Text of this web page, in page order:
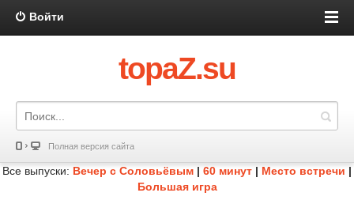
Войти
topaZ.su
Полная версия сайта
Все выпуски: Вечер с Соловьёвым | 60 минут | Место встречи |
Большая игра